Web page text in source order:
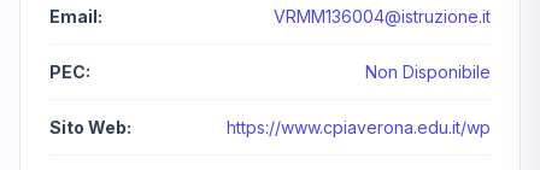
Email: VRMM136004@istruzione.it
PEC: Non Disponibile
Sito Web: https://www.cpiaverona.edu.it/wp